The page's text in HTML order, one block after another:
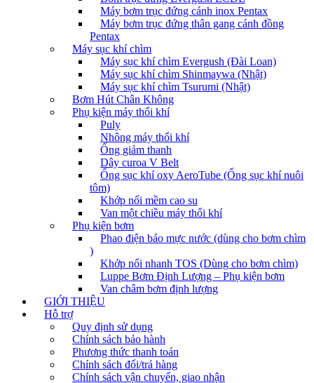
Máy bơm trục đứng cánh inox Pentax
Máy bơm trục đứng thân gang cánh đồng
Pentax
Máy sục khí chìm
Máy sục khí chìm Evergush (Đài Loan)
Máy sục khí chìm Shinmaywa (Nhật)
Máy sục khí chìm Tsurumi (Nhật)
Bơm Hút Chân Không
Phụ kiện máy thổi khí
Puly
Nhông máy thổi khí
Ống giảm thanh
Dây curoa V Belt
Ống sục khí oxy AeroTube (Ống sục khí nuôi
tôm)
Khớp nối mềm cao su
Van một chiều máy thổi khí
Phụ kiện bơm
Phao điện báo mực nước (dùng cho bơm chìm
)
Khớp nối nhanh TOS (Dùng cho bơm chìm)
Luppe Bơm Định Lượng – Phụ kiện bơm
Van châm bơm định lượng
GIỚI THIỆU
Hỗ trợ
Quy định sử dụng
Chính sách bảo hành
Phương thức thanh toán
Chính sách đổi/trả hàng
Chính sách vận chuyển, giao nhận